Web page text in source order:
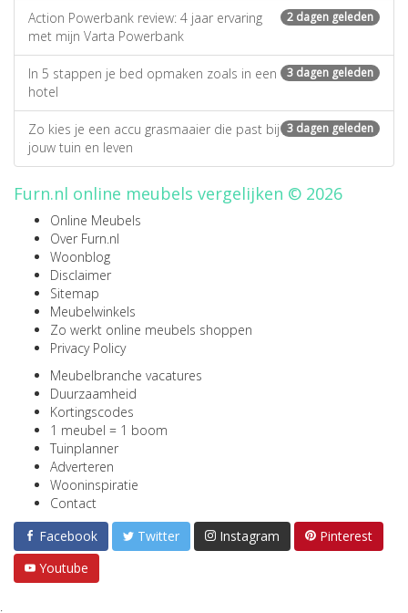
2 dagen geleden
Action Powerbank review: 4 jaar ervaring
met mijn Varta Powerbank
3 dagen geleden
In 5 stappen je bed opmaken zoals in een
hotel
3 dagen geleden
Zo kies je een accu grasmaaier die past bij
jouw tuin en leven
Furn.nl online meubels vergelijken © 2026
Online Meubels
Over Furn.nl
Woonblog
Disclaimer
Sitemap
Meubelwinkels
Zo werkt online meubels shoppen
Privacy Policy
Meubelbranche vacatures
Duurzaamheid
Kortingscodes
1 meubel = 1 boom
Tuinplanner
Adverteren
Wooninspiratie
Contact
Facebook
Twitter Instagram
Pinterest
Youtube